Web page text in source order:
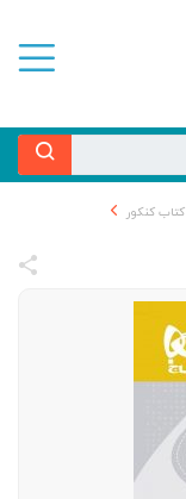
کتاب کنکور